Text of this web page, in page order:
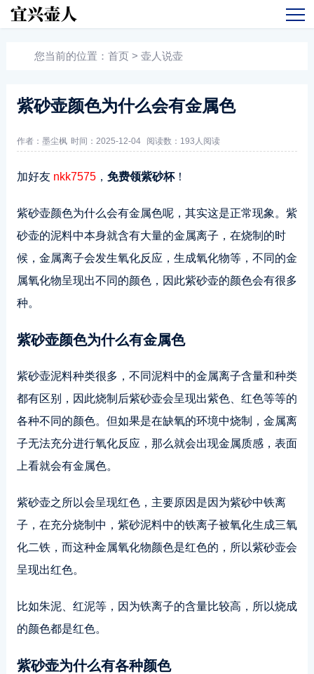
您当前的位置： 首页 > 壶人说壶
紫砂壶颜色为什么会有金属色
作者：墨尘枫 时间：2025-12-04 阅读数： 193人阅读
加好友 nkk7575， 免费领紫砂杯！
紫砂壶颜色为什么会有金属色呢，其实这是正常现象。紫
砂壶的泥料中本身就含有大量的金属离子，在烧制的时
候，金属离子会发生氧化反应，生成氧化物等，不同的金
属氧化物呈现出不同的颜色，因此紫砂壶的颜色会有很多
种。
紫砂壶颜色为什么有金属色
紫砂壶泥料种类很多，不同泥料中的金属离子含量和种类
都有区别，因此烧制后紫砂壶会呈现出紫色、红色等等的
各种不同的颜色。但如果是在缺氧的环境中烧制，金属离
子无法充分进行氧化反应，那么就会出现金属质感，表面
上看就会有金属色。
紫砂壶之所以会呈现红色，主要原因是因为紫砂中铁离
子，在充分烧制中，紫砂泥料中的铁离子被氧化生成三氧
化二铁，而这种金属氧化物颜色是红色的，所以紫砂壶会
呈现出红色。
比如朱泥、红泥等，因为铁离子的含量比较高，所以烧成
的颜色都是红色。
紫砂壶为什么有各种颜色